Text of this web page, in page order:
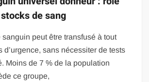
de sang
peut être transfusé à tout
d’urgence, sans nécessiter de tests
Moins de 7 % de la population
ce groupe,